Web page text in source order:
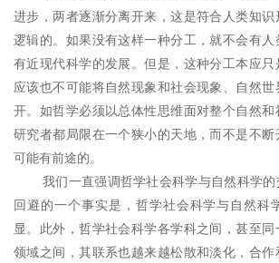
进步，两者逐渐分离开来，这是符合人类知
逻辑的。如果没有这样一种分工，就不会有
有近现代科学的发展。但是，这种分工本应
应该也不可能将自然现象和社会现象、自然
开。如哲学必须以总体性思维面对整个自然
研究者都局限在一个狭小的天地，而不是不
可能有前途的。
我们一直强调哲学社会科学与自然科学
回避的一个事实是，哲学社会科学与自然科
显。此外，哲学社会科学各学科之间，甚至
领域之间，其联系也越来越松散和淡化，合